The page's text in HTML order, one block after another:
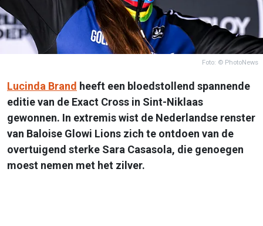
Foto: © PhotoNews
Lucinda Brand heeft een bloedstollend spannende
editie van de Exact Cross in Sint-Niklaas
gewonnen. In extremis wist de Nederlandse renster
van Baloise Glowi Lions zich te ontdoen van de
overtuigend sterke Sara Casasola, die genoegen
moest nemen met het zilver.